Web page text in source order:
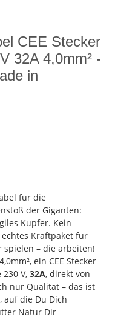
CEE Stecker
32A 4,0mm² -
in
für die
der Giganten:
Kupfer. Kein
Kraftpaket für
– die arbeiten!
ein CEE Stecker
V, 32A, direkt von
nur Qualität – das ist
auf die Du Dich
Natur Dir